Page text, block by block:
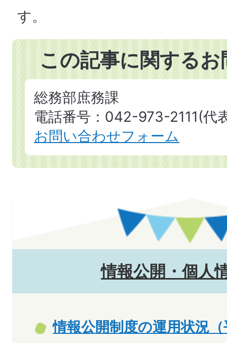
す。
この記事に関する
総務部庶務課
電話番号：042-973-2111(代
お問い合わせフォーム
情報公開・個人
情報公開制度の運用状況